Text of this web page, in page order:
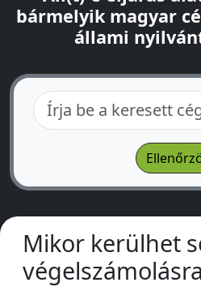
bármelyik magyar
állami
Mikor kerülhet